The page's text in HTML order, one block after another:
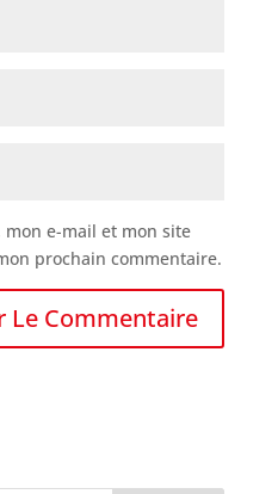
e-mail et mon site
prochain commentaire.